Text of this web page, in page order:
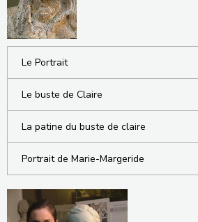
Le Portrait
Le buste de Claire
La patine du buste de claire
Portrait de Marie-Margeride